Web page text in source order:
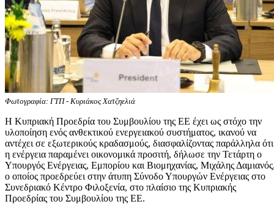
Φωτογραφία: ΓΤΠ - Κυριάκος Χατζηελιά
Η Κυπριακή Προεδρία του Συμβουλίου της ΕΕ έχει ως στόχο την
υλοποίηση ενός ανθεκτικού ενεργειακού συστήματος, ικανού να
αντέχει σε εξωτερικούς κραδασμούς, διασφαλίζοντας παράλληλα ότι
η ενέργεια παραμένει οικονομικά προσιτή, δήλωσε την Τετάρτη ο
Υπουργός Ενέργειας, Εμπορίου και Βιομηχανίας, Μιχάλης
ο οποίος προεδρεύει στην άτυπη Σύνοδο Υπουργών Ενέργειας στο
Συνεδριακό Κέντρο Φιλοξενία, στο πλαίσιο της Κυπριακής
Προεδρίας του Συμβουλίου της ΕΕ.